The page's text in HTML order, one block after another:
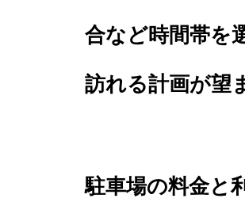
合など時間帯を
訪れる計画が望
駐車場の料金と